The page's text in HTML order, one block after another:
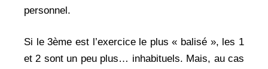
personnel.
Si le 3ème est l’exercice le plus « balisé », les 1
et 2 sont un peu plus… inhabituels. Mais, au cas